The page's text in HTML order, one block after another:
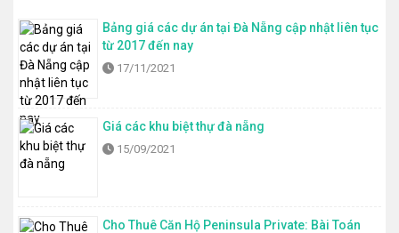
Bảng giá các dự án tại Đà Nẵng cập nhật liên tục
từ 2017 đến nay
17/11/2021
Giá các khu biệt thự đà nẵng
15/09/2021
Cho Thuê Căn Hộ Peninsula Private: Bài Toán